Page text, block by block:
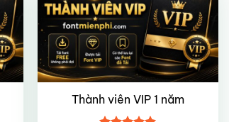
Thành viên VIP 1 năm